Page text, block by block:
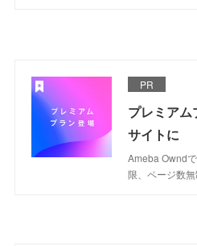
PR
プレミア
サイトに
Ameba Ownd
限、ページ数無